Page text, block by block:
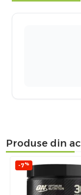
Produse din
-7%